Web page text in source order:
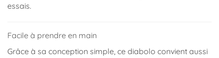
essais.
Facile à prendre en main
Grâce à sa conception simple, ce diabolo convient aussi